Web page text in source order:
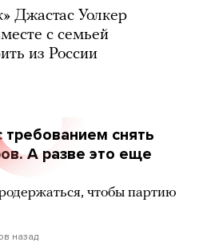
Джастас Уолкер
с семьей
из России
требованием снять
А разве это еще
чтобы партию
назад